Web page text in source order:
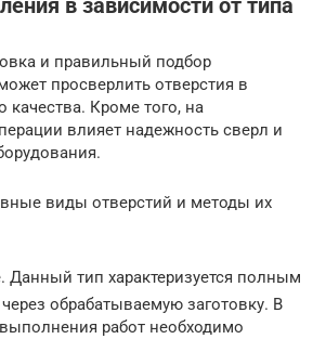
в зависимости от типа
и правильный подбор
просверлить отверстия в
качества. Кроме того, на
влияет надежность сверл и
виды отверстий и методы их
Данный тип характеризуется полным
обрабатываемую заготовку. В
работ необходимо